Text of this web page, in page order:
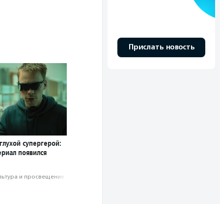
супергерой:
появился
и просвещение
Прислать новость